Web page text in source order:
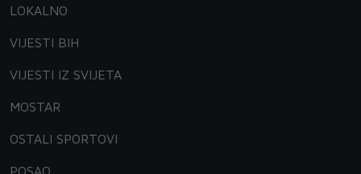
LOKALNO
VIJESTI BIH
VIJESTI IZ SVIJETA
MOSTAR
OSTALI SPORTOVI
POSAO